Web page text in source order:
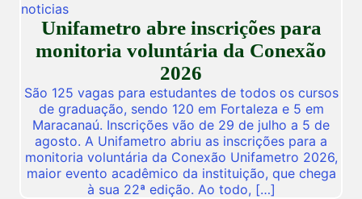
noticias
Unifametro abre inscrições para
monitoria voluntária da Conexão
2026
São 125 vagas para estudantes de todos os cursos
de graduação, sendo 120 em Fortaleza e 5 em
Maracanaú. Inscrições vão de 29 de julho a 5 de
agosto. A Unifametro abriu as inscrições para a
monitoria voluntária da Conexão Unifametro 2026,
maior evento acadêmico da instituição, que chega
à sua 22ª edição. Ao todo, […]